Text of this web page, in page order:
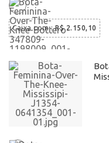
Caixa com:R$ 2.150,10